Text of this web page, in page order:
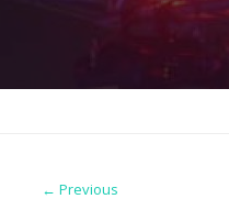
← Previous